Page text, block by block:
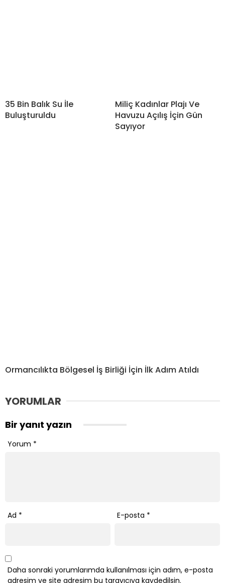
35 Bin Balık Su İle
Buluşturuldu
Miliç Kadınlar Plajı Ve
Havuzu Açılış İçin Gün
Sayıyor
Ormancılıkta Bölgesel İş Birliği İçin İlk Adım Atıldı
YORUMLAR
Bir yanıt yazın
Yorum *
Ad * E-posta *
Daha sonraki yorumlarımda kullanılması için adım, e-posta
adresim ve site adresim bu tarayıcıya kaydedilsin.